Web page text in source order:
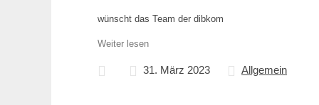
wünscht das Team der dibkom
Weiter lesen
31. März 2023 Allgemein